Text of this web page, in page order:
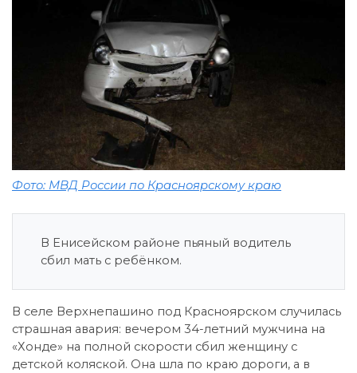
Фото: МВД России по Красноярскому краю
В Енисейском районе пьяный водитель
сбил мать с ребёнком.
В селе Верхнепашино под Красноярском случилась
страшная авария: вечером 34-летний мужчина на
«Хонде» на полной скорости сбил женщину с
детской коляской. Она шла по краю дороги, а в